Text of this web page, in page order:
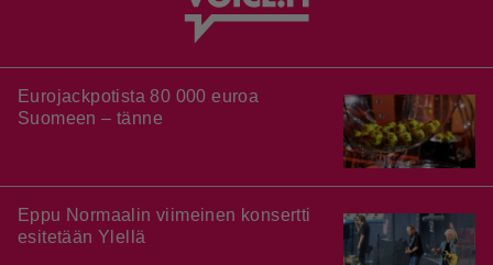
Eurojackpotista 80 000 euroa
Suomeen – tänne
Eppu Normaalin viimeinen konsertti
esitetään Ylellä